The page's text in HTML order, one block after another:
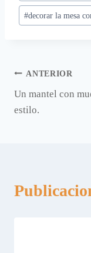
entrada:
#decorar la mesa
Navegación
de
ANTERIOR
Un mantel con
estilo.